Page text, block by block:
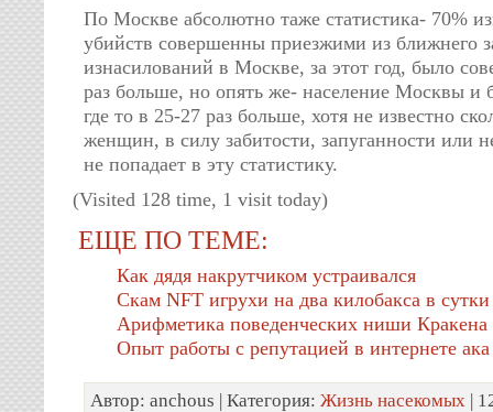
По Москве абсолютно таже статистика- 70%
убийств совершенны приезжими из ближнего
изнасилований в Москве, за этот год, было
раз больше, но опять же- население Москвы и
где то в 25-27 раз больше, хотя не известно
женщин, в силу забитости, запуганности или
не попадает в эту статистику.
(Visited 128 time, 1 visit today)
ЕЩЕ ПО ТЕМЕ:
Как дядя накрутчиком устраивался
Скам NFT игрухи на два килобакса в сутки
Арифметика поведенческих ниши Кракена
Опыт работы с репутацией в интернете
Автор: anchous | Категория: Жизнь насекомых |